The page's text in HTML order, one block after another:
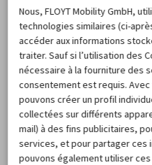
populaires
Location voiture
Nous, FLOYT Mobility GmbH,
technologies similaires (ci-
accéder aux informations
traiter. Sauf si l’utilisation des
nécessaire à la fourniture des
consentement est requis.
pouvons créer un profil
collectées sur différents
mail) à des fins publicitaires,
services, et pour partager ces
pouvons également utiliser